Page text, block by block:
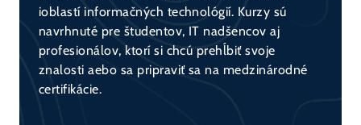
ioblastí informačných technológií. Kurzy sú
navrhnuté pre študentov, IT nadšencov aj
profesionálov, ktorí si chcú prehĺbiť svoje
znalosti aebo sa pripraviť sa na medzinárodné
certifikácie.